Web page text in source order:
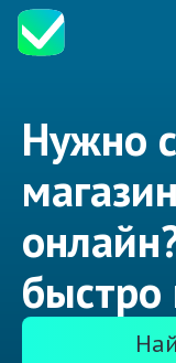
Нужно
быстро